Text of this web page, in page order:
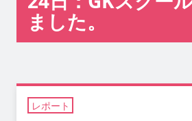
ました。
レポート